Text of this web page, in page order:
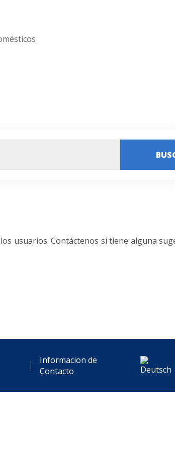
usuarios. Contáctenos si tiene alguna
Informacion de
Contacto